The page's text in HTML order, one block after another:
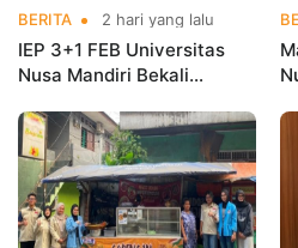
BERITA 2 hari yang lalu
IEP 3+1 FEB Universitas
Nusa Mandiri Bekali
Kerja Sebelum Lulus